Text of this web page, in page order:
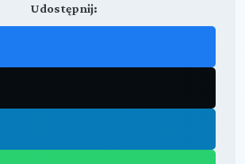
Udostępnij: